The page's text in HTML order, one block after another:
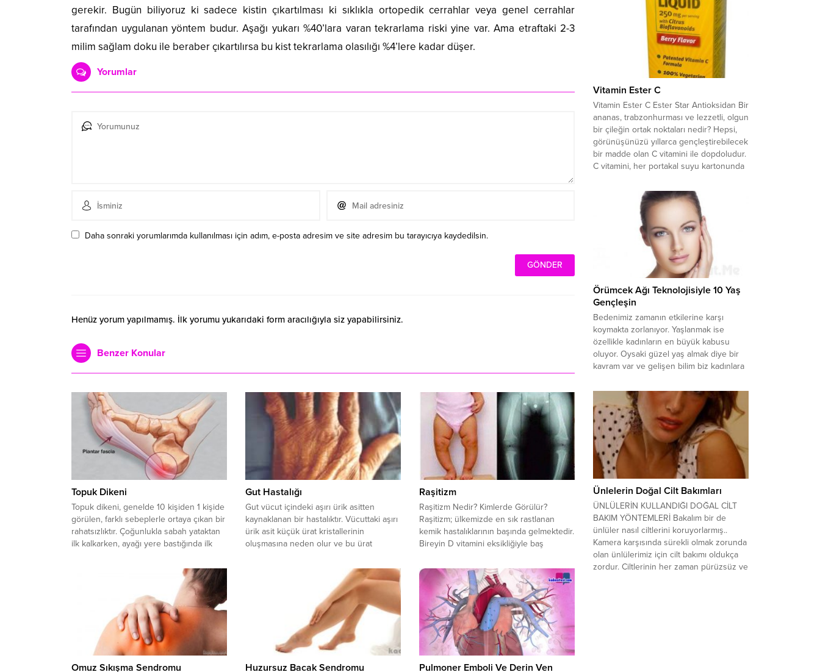
gerekir. Bugün biliyoruz ki sadece kistin çıkartılması ki sıklıkla ortopedik cerrahlar veya genel cerrahlar
tarafından uygulanan yöntem budur. Aşağı yukarı %40’lara varan tekrarlama riski yine var. Ama etraftaki 2-3
milim sağlam doku ile beraber çıkartılırsa bu kist tekrarlama olasılığı %4’lere kadar düşer.
Yorumlar
Daha sonraki yorumlarımda kullanılması için adım, e-posta adresim ve site adresim bu tarayıcıya kaydedilsin.
Henüz yorum yapılmamış. İlk yorumu yukarıdaki form aracılığıyla siz yapabilirsiniz.
Benzer Konular
Topuk Dikeni
Topuk dikeni, genelde 10 kişiden 1 kişide
görülen, farklı sebeplerle ortaya çıkan bir
rahatsızlıktır. Çoğunlukla sabah yataktan
ilk kalkarken, ayağı yere bastığında ilk
hissi olarak kendini belli eder. Topuk
dikeni kadınlarda erkeklere nazaran daha
çok görülür. Düz taban sorunu olan,
düşük taban sorunu olan...
Gut Hastalığı
Gut vücut içindeki aşırı ürik asitten
kaynaklanan bir hastalıktır. Vücuttaki aşırı
ürik asit küçük ürat kristallerinin
oluşmasına neden olur ve bu ürat
eklemlerde depolanır. Kristalleşmiş ütrat
eklemlerde biriktiği için eklemlerde
iltihaba neden olmaktadır. Ve ne yazık ki
gut kronik ve ilerleyici bir hastalık olarak
Raşitizm
Raşitizm Nedir? Kimlerde Görülür?
Raşitizm; ülkemizde en sık rastlanan
kemik hastalıklarının başında gelmektedir.
Bireyin D vitamini eksikliğiyle baş
kalsiyumu ve fosforu dâhilinde
barındıramadığından ötürü cereyan
etmektedir. Kemiklerin gelişiminde çokça
fazla öneme sahip olan Raşitizm hastalığı
daha çok küçük yaşlardaki bireylerde
görüldüğü gibi ülkemizde tedavisi de
mümkündür....
Omuz Sıkışma Sendromu Huzursuz Bacak Sendromu Pulmoner Emboli Ve Derin Ven
Bu beyin kanaması ya da beyin...
Vitamin Ester C
Vitamin Ester C Ester Star Antioksidan Bir
ananas, trabzonhurması ve lezzetli, olgun
bir çileğin ortak noktaları nedir? Hepsi,
görünüşünüzü yıllarca gençleştirebilecek
bir madde olan C vitamini ile dopdoludur.
C vitamini, her portakal suyu kartonunda
kolayca bulabileceğimizi düşündüğümüz
için elimizin altında saydığımız bir
maddedir fakat kırı­şıklıkları...
Örümcek Ağı Teknolojisiyle 10 Yaş
Gençleşin
Bedenimiz zamanın etkilerine karşı
koymakta zorlanıyor. Yaşlanmak ise
özellikle kadınların en büyük kabusu
oluyor. Oysaki güzel yaş almak diye bir
kavram var ve gelişen bilim biz kadınlara
sunuyor. Bunlardan en
önemlisi Örümcek Ağı Teknolojisi. Yüz
bölgesi hassas bir deriye sahiptir ve dış
etkenlere daha fazla maruz...
Ünlelerin Doğal Cilt Bakımları
ÜNLÜLERİN KULLANDIĞI DOĞAL CİLT
BAKIM YÖNTEMLERİ Bakalım bir de
ünlüler nasıl ciltlerini koruyorlarmış..
Kamera karşısında sürekli olmak zorunda
olan ünlülerimiz için cilt bakımı oldukça
zordur. Ciltlerinin her zaman pürüzsüz ve